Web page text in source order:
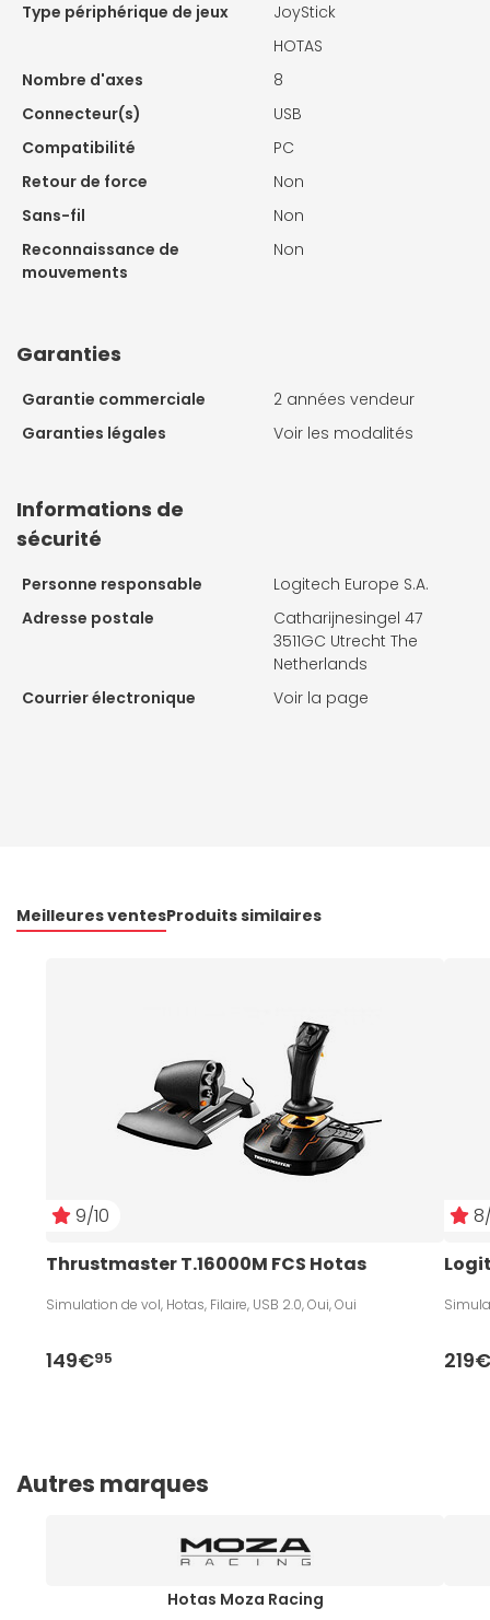
Type périphérique de jeux
JoyStick
HOTAS
Nombre d'axes
8
Connecteur(s)
USB
Compatibilité
PC
Retour de force
Non
Sans-fil
Non
Reconnaissance de
mouvements
Non
Garanties
Garantie commerciale
2 années vendeur
Garanties légales
Voir les modalités
Informations de
sécurité
Personne responsable
Logitech Europe S.A.
Adresse postale
Catharijnesingel 47
3511GC Utrecht The
Netherlands
Courrier électronique
Voir la page
Meilleures ventesProduits similaires
9/10
Thrustmaster T.16000M FCS Hotas
Simulation de vol, Hotas, Filaire, USB 2.0, Oui, Oui
149€95
Autres marques
Hotas Moza Racing